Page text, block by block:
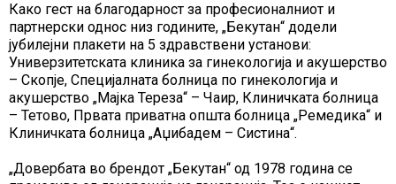
Како гест на благодарност за професионалниот и
партнерски однос низ годините, „Бекутан“ додели
јубилејни плакети на 5 здравствени установи:
Универзитетската клиника за гинекологија и акушерство
– Скопје, Специјалната болница по гинекологија и
акушерство „Мајка Тереза“ – Чаир, Клиничката болница
– Тетово, Првата приватна општа болница „Ремедика“ и
Клиничката болница „Аџибадем – Систина“.
„Довербата во брендот „Бекутан“ од 1978 година се